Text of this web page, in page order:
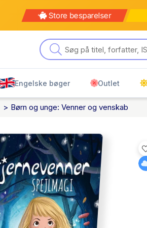
Store besparelser
Engelske bøger Outlet
Børn og unge: Venner og venskab